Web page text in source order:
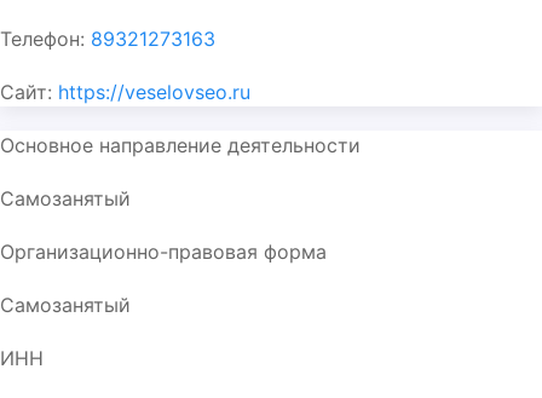
Телефон: 89321273163
Сайт: https://veselovseo.ru
Основное направление деятельности
Самозанятый
Организационно-правовая форма
Самозанятый
ИНН